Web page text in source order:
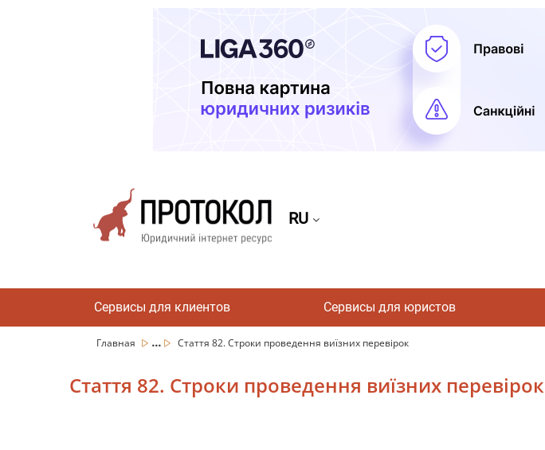
RU
Сервисы для клиентов Сервисы для юристов
Главная ... Стаття 82. Строки проведення виїзних перевірок
Стаття 82. Строки проведення виїзних перевірок